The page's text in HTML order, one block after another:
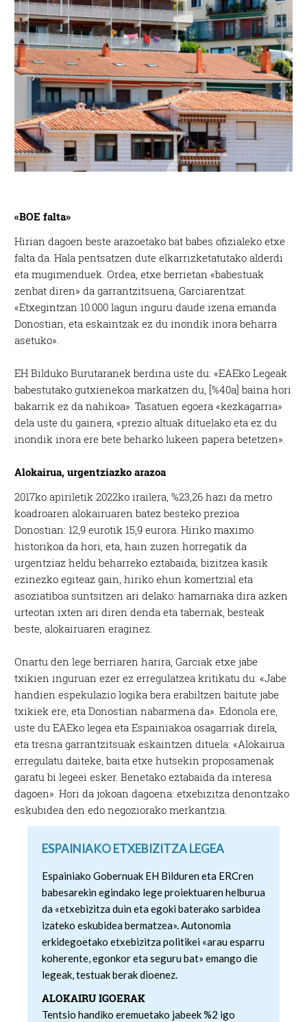
erabiltzeko baimen esplizitua ematen diguzu.Gehiago
irakurri
«BOE falta»
Hirian dagoen beste arazoetako bat babes ofizialeko etxe
falta da. Hala pentsatzen dute elkarrizketatutako alderdi
eta mugimenduek. Ordea, etxe berrietan «babestuak
zenbat diren» da garrantzitsuena, Garciarentzat:
«Etxegintzan 10.000 lagun inguru daude izena emanda
Donostian, eta eskaintzak ez du inondik inora beharra
asetuko».
EH Bilduko Burutaranek berdina uste du: «EAEko Legeak
babestutako gutxienekoa markatzen du, [%40a] baina hori
bakarrik ez da nahikoa». Tasatuen egoera «kezkagarria»
dela uste du gainera, «prezio altuak dituelako eta ez du
inondik inora ere bete beharko lukeen papera betetzen».
Alokairua, urgentziazko arazoa
2017ko apiriletik 2022ko irailera, %23,26 hazi da metro
koadroaren alokairuaren batez besteko prezioa
Donostian: 12,9 eurotik 15,9 eurora. Hiriko maximo
historikoa da hori, eta, hain zuzen horregatik da
urgentziaz heldu beharreko eztabaida; bizitzea kasik
ezinezko egiteaz gain, hiriko ehun komertzial eta
asoziatiboa suntsitzen ari delako: hamarnaka dira azken
urteotan ixten ari diren denda eta tabernak, besteak
beste, alokairuaren eraginez.
Onartu den lege berriaren harira, Garciak etxe jabe
txikien inguruan ezer ez erregulatzea kritikatu du: «Jabe
handien espekulazio logika bera erabiltzen baitute jabe
txikiek ere, eta Donostian nabarmena da». Edonola ere,
uste du EAEko legea eta Espainiakoa osagarriak direla,
eta tresna garrantzitsuak eskaintzen dituela: «Alokairua
erregulatu daiteke, baita etxe hutsekin proposamenak
garatu bi legeei esker. Benetako eztabaida da interesa
dagoen». Hori da jokoan dagoena: etxebizitza denontzako
eskubidea den edo negoziorako merkantzia.
ESPAINIAKO ETXEBIZITZA LEGEA
Espainiako Gobernuak EH Bilduren eta ERCren
babesarekin egindako lege proiektuaren helburua
da «etxebizitza duin eta egoki baterako sarbidea
izateko eskubidea bermatzea». Autonomia
erkidegoetako etxebizitza politikei «arau esparru
koherente, egonkor eta seguru bat» emango die
legeak, testuak berak dioenez.
ALOKAIRU IGOERAK
Tentsio handiko eremuetako jabeek %2 igo